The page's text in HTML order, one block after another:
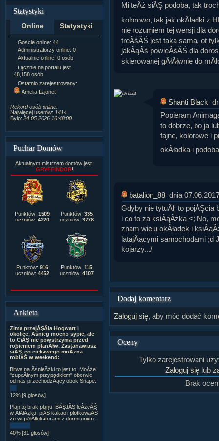
Statystyki
Online Statystyki
Goście online: 44
Administratorzy online: 0
Aktualnie online: 0 osób
Łącznie na portalu jest
48,158 osób
Ostatnio zarejestrowany:
Amelia Lajonet
Rekord osób online:
Najwięcej userów: 1414
Było: 24.05.2026 16:48:00
Napisanych artykułów:1,087
Dodanych newsów: 10,564
Zdjęć w galerii:
3,921
Rozdanych pochwał:
4,170
Puchar Domów
Aktualnym mistrzem domów jest
GRYFFINDOR!
Punktów: 1509
uczniów: 4220
Punktów: 335
uczniów: 3778
Punktów: 916
uczniów: 4452
Punktów: 115
uczniów: 4107
Ankieta
Zima przejĂŞÂła Hogwart i
okolice, Âśnieg mocno sypie, ale
to CiĂŞ nie powstrzyma przed
robieniem planĂłw. Zastanawiasz
siĂŞ, co ciekawego moÂżna
robiĂŚ w weekend:
Bitwa na ÂśnieÂżki to jest to! MoÂże
"zupeÂłnym przypadkiem" oberwie
od nas przechodzÂący obok Snape.
12% [9 głosów]
Plan to brak planu. BĂŞdĂŞ leÂżeĂŚ
w ÂłĂłÂżku, piĂŚ kakao i plotkowaĂŚ
ze wspĂłÂłlokatorami z dormitorium.
40% [31 głosów]
Mi teÂż siĂŞ podoba, tak
kolorowo, tak jak okÂładki z
nie rozumiem tej wersji dla
treÂśĂŚ jest taka sama, ot
jakÂąÂś powieÂśĂŚ dla
skierowanej gÂłĂłwnie do
Shanti Black
Popieram
to dobrze, bo ja
fajne, kolorowe i
okÂładka i
batalion_88 dnia
Gdyby nie tytuÂł, to pojĂŞcia
i co to za ksiÂąÂżka <; No,
znam wielu okÂładek i
latajÂącymi samochodami ;d
kojarzy.../
Dodaj komentarz
Zaloguj się, aby móc dodać
Oceny
Tylko zarejestrowani
Zaloguj się lub
Brak